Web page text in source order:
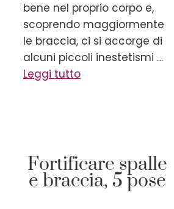
bene nel proprio corpo e,
scoprendo maggiormente
le braccia, ci si accorge di
alcuni piccoli inestetismi …
Leggi tutto
Fortificare spalle
e braccia, 5 pose